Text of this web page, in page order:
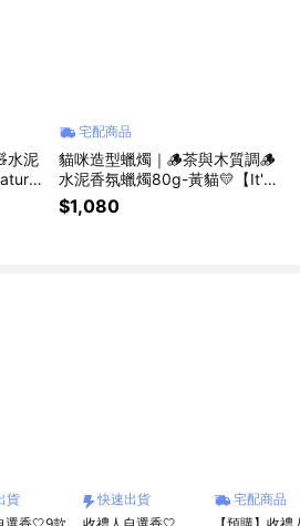
水泥
．獅
宅配商品
貓咪造型蠟燭｜🪵茶與木質調🪵
水泥香氛蠟燭80g-黃貓💛【It's
Saturday!】｜送禮首選．生日
禮物．獅子座．情人節禮物．喬
$1,080
貨
快速出貨
宅配商品